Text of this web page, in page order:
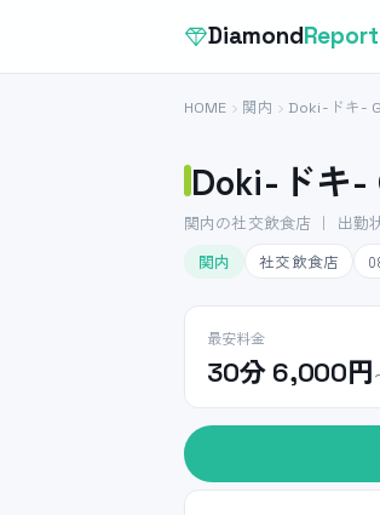
DiamondReport
HOME 関内 Doki-ドキ-
Doki-ドキ-
関内の社交飲食店 ｜ 出勤
関内
社交飲食店
最安料金
30分 6,000円